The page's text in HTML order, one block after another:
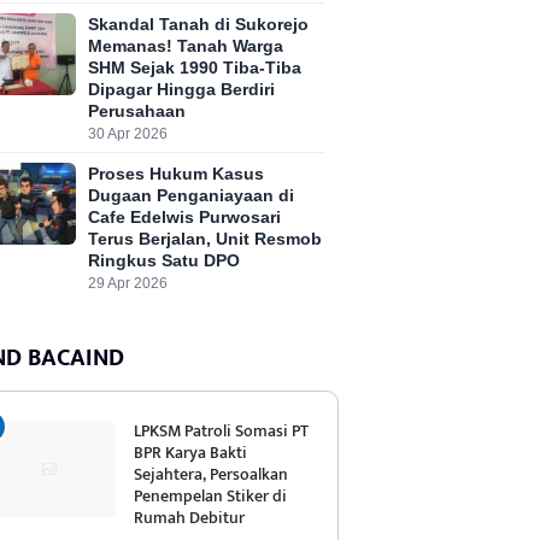
Skandal Tanah di Sukorejo
Memanas! Tanah Warga
SHM Sejak 1990 Tiba-Tiba
Dipagar Hingga Berdiri
Perusahaan
30 Apr 2026
Proses Hukum Kasus
Dugaan Penganiayaan di
Cafe Edelwis Purwosari
Terus Berjalan, Unit Resmob
Ringkus Satu DPO
29 Apr 2026
BACAIND
LPKSM Patroli Somasi PT
BPR Karya Bakti
Sejahtera, Persoalkan
Penempelan Stiker di
Rumah Debitur